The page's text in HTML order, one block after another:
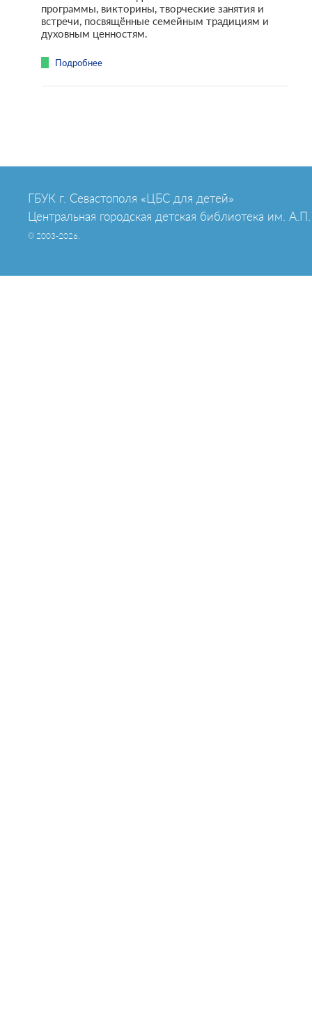
программы, викторины, творческие занятия и
встречи, посвящённые семейным традициям и
духовным ценностям.
Подробнее
ГБУК г. Севастополя «ЦБС для детей»
Центральная городская детская библиотека им. А.П.
© 2003-2026.